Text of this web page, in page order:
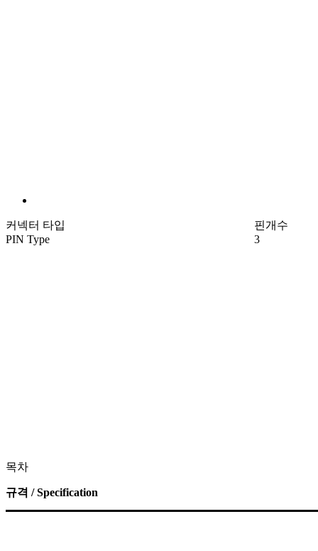
커넥터 타입
PIN Type
핀개수
3
목차
규격 / Specification